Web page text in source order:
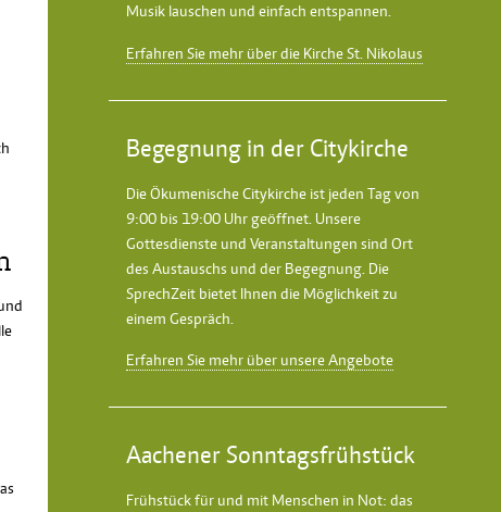
Musik lauschen und einfach entspannen.
Erfahren Sie mehr über die Kirche St. Nikolaus
Begegnung in der Citykirche
Die Ökumenische Citykirche ist jeden Tag von
9:00 bis 19:00 Uhr geöffnet. Unsere
Gottesdienste und Veranstaltungen sind Ort
des Austauschs und der Begegnung. Die
SprechZeit bietet Ihnen die Möglichkeit zu
einem Gespräch.
Erfahren Sie mehr über unsere Angebote
Aachener Sonntagsfrühstück
Frühstück für und mit Menschen in Not: das